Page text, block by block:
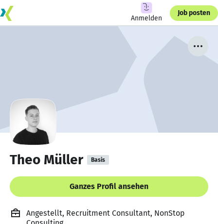
Anmelden
Job posten
Theo Müller Basis
Ganzes Profil ansehen
Angestellt, Recruitment Consultant, NonStop